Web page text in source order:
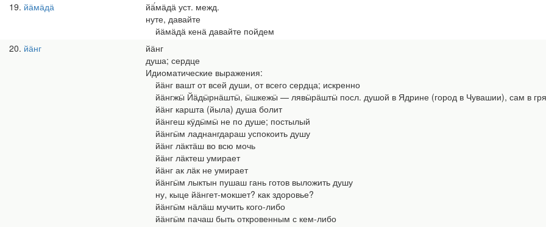
19 йӓмӓдӓ
йӓ́мӓдӓ уст. межд.
нуте, давайте
йӓмӓдӓ кенӓ давайте пойдем
20 йӓнг
йӓнг
душа; сердце
Идиоматические выражения:
йӓнг вашт от всей души, от всего сердца; искренно
йӓнгжӹ Йӓдӹрнӓштӹ, ӹшкежӹ — лявӹрӓштӹ посл. душой в Ядрине (город в Чувашии), сам в
йӓнг каршта (йыла) душа болит
йӓнгеш кӱдӹмӹ не по душе; постылый
йӓнгӹм ладнангдараш успокоить душу
йӓнг лӓктӓш во всю мочь
йӓнг лӓктеш умирает
йӓнг ак лӓк не умирает
йӓнгӹм лыктын пушаш гань готов выложить душу
ну, кыце йӓнгет-мокшет? как здоровье?
йӓнгӹм нӓлӓш мучить кого-либо
йӓнгӹм пачаш быть откровенным с кем-либо